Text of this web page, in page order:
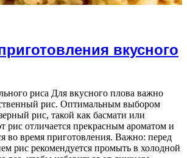
вкусного
риса Для вкусного плова важно
рис. Оптимальным выбором
рис, такой как басмати или
рис отличается прекрасным ароматом и
во время приготовления. Важно: перед
рис рекомендуется промыть в холодной